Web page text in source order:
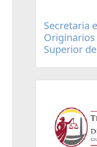
Secretaria
Originarios
Superior